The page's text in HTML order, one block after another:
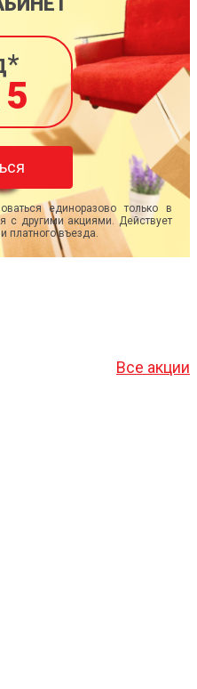
единоразово только в
с другими акциями. Действует
платного въезда.
Все акции